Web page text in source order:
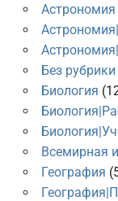
Астрономия
Без рубрики
Биология
Всемирная
География